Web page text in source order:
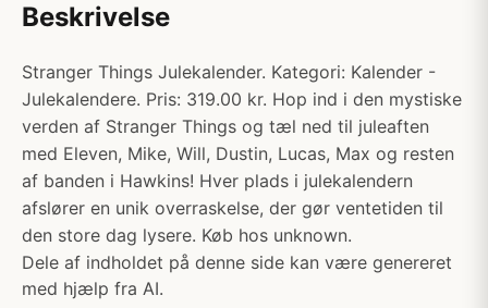
Beskrivelse
Stranger Things Julekalender. Kategori: Kalender -
Julekalendere. Pris: 319.00 kr. Hop ind i den mystiske
verden af ​​Stranger Things og tæl ned til juleaften
med Eleven, Mike, Will, Dustin, Lucas, Max og resten
af ​​banden i Hawkins! Hver plads i julekalendern
afslører en unik overraskelse, der gør ventetiden til
den store dag lysere. Køb hos unknown.
Dele af indholdet på denne side kan være genereret
med hjælp fra AI.